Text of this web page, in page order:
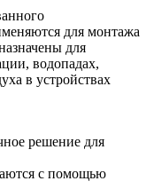
для монтажа
для
водопадах,
в устройствах
решение для
с помощью